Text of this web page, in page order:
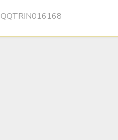
QQTRIN016168